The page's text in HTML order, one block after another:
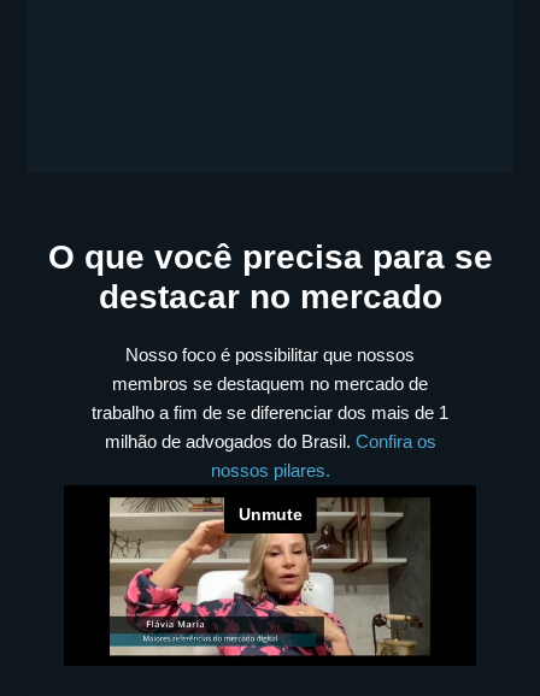
O que você precisa para se
destacar no mercado
Nosso foco é possibilitar que nossos
membros se destaquem no mercado de
trabalho a fim de se diferenciar dos mais de 1
milhão de advogados do Brasil. Confira os
nossos pilares.